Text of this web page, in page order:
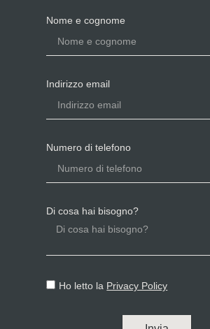
Nome e cognome
Indirizzo email
Numero di telefono
Di cosa hai bisogno?
Ho letto la Privacy Policy